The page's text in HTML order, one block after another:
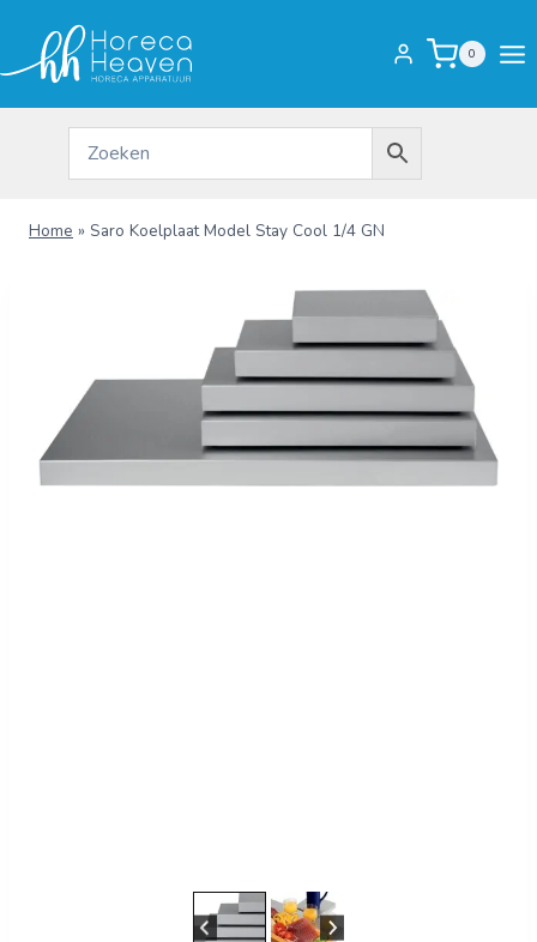
inhoud
0
Home » Saro Koelplaat Model Stay Cool 1/4 GN